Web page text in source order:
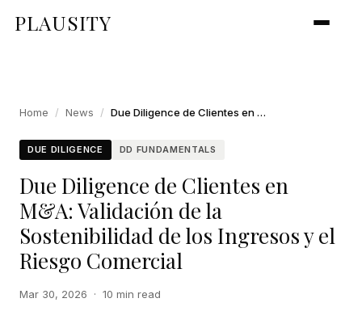
PLAUSITY
Home / News / Due Diligence de Clientes en M&A: Validación de la Sostenibilidad de los Ingresos y el Riesgo Comercial
DUE DILIGENCE DD FUNDAMENTALS
Due Diligence de Clientes en
M&A: Validación de la
Sostenibilidad de los Ingresos y el
Riesgo Comercial
Mar 30, 2026 · 10 min read